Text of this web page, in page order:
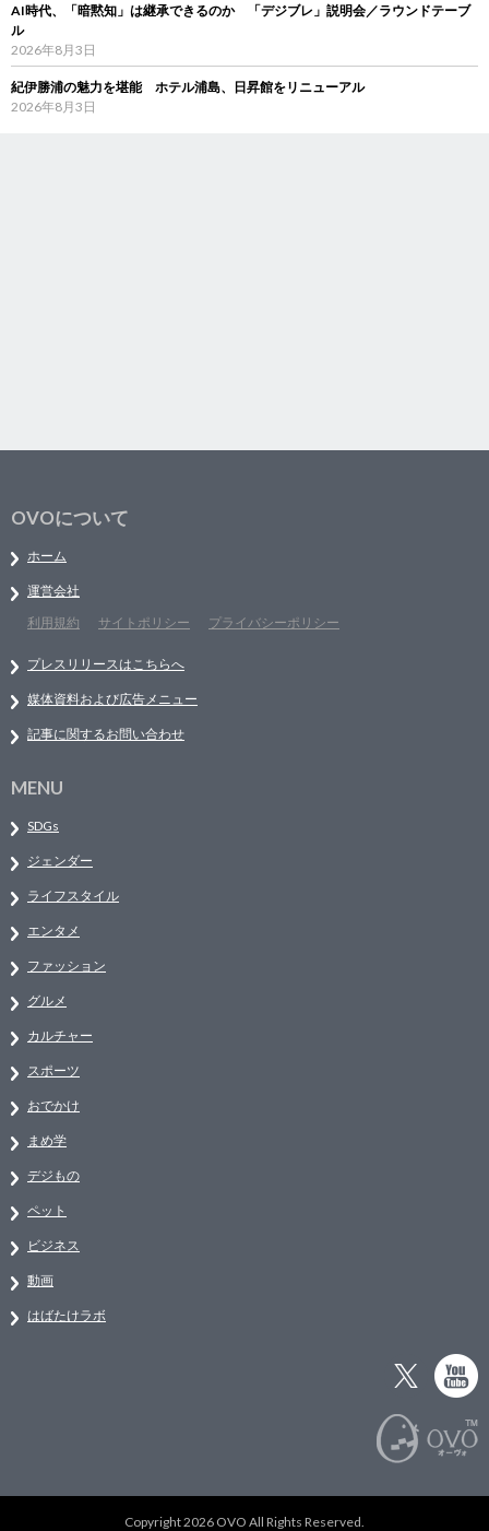
AI時代、「暗黙知」は継承できるのか 「デジブレ」説明会／ラウンドテーブ
ル
2026年8月3日
紀伊勝浦の魅力を堪能 ホテル浦島、日昇館をリニューアル
2026年8月3日
OVOについて
ホーム
運営会社
利用規約
サイトポリシー プライバシーポリシー
プレスリリースはこちらへ
媒体資料および広告メニュー
記事に関するお問い合わせ
MENU
SDGs
ジェンダー
ライフスタイル
エンタメ
ファッション
グルメ
カルチャー
スポーツ
おでかけ
まめ学
デジもの
ペット
ビジネス
動画
はばたけラボ
Copyright 2026 OVO All Rights Reserved.